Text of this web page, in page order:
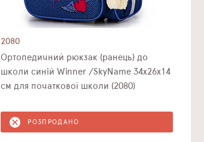
2080
Ортопедичний рюкзак (ранець) до
школи синій Winner /SkyName 34х26х14
см для початкової школи (2080)
РОЗПРОДАНО